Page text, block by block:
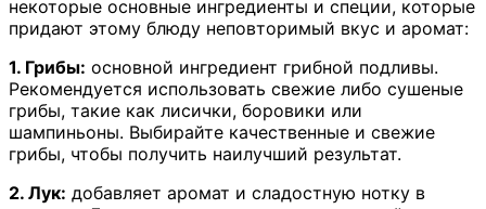
некоторые основные ингредиенты и специи, которые
придают этому блюду неповторимый вкус и аромат:
1. Грибы: основной ингредиент грибной подливы.
Рекомендуется использовать свежие либо сушеные
грибы, такие как лисички, боровики или
шампиньоны. Выбирайте качественные и свежие
грибы, чтобы получить наилучший результат.
2. Лук: добавляет аромат и сладостную нотку в